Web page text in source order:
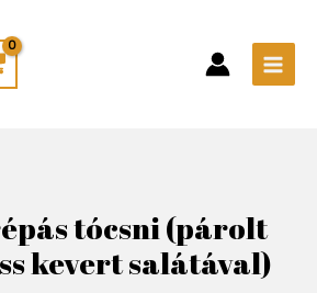
tócsni (párolt
kevert salátával)
400 Ft
-
2